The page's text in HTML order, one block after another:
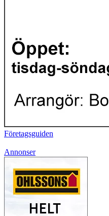
Företagsguiden
Annonser